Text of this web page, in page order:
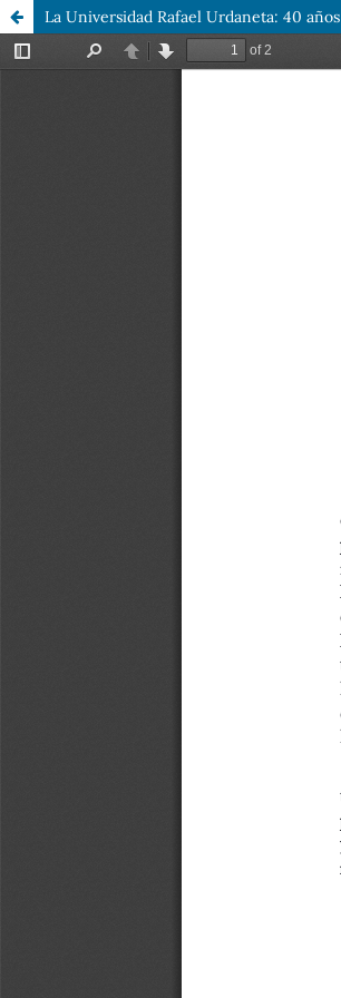
La Universidad Rafael Urdaneta: 40 años